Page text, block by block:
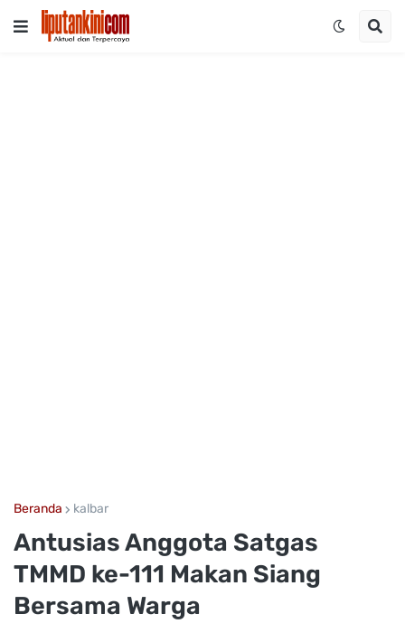
Beranda kalbar
Antusias Anggota Satgas
TMMD ke-111 Makan Siang
Bersama Warga